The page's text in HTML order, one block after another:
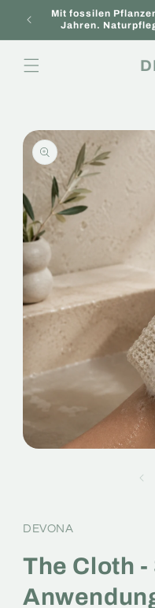
zum
Mit fossilen
Jahren.
DEVONA
The Cloth